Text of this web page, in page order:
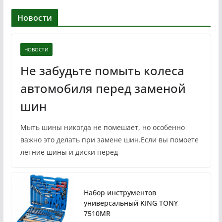
Новости
НОВОСТИ
Не забудьте помыть колеса
автомобиля перед заменой
шин
Мыть шины никогда не помешает, но особенно
важно это делать при замене шин.Если вы помоете
летние шины и диски перед
Набор инструментов
универсальный KING TONY
7510MR